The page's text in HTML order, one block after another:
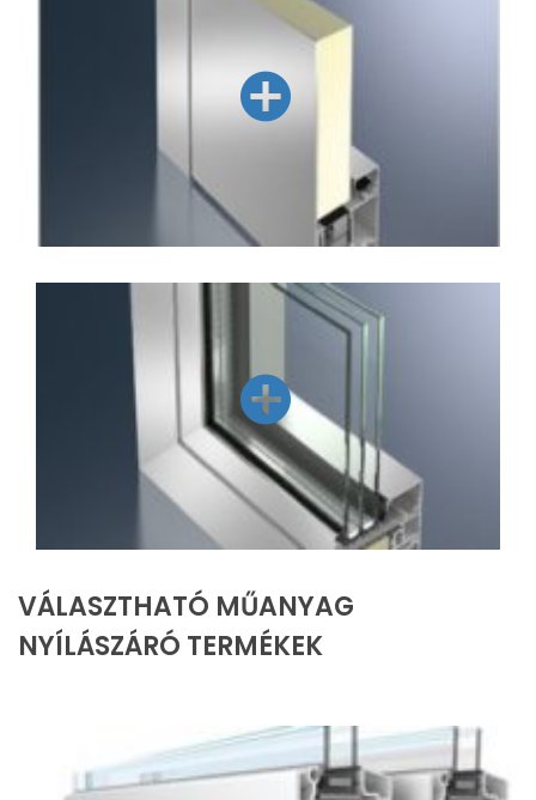
VÁLASZTHATÓ MŰANYAG
NYÍLÁSZÁRÓ TERMÉKEK